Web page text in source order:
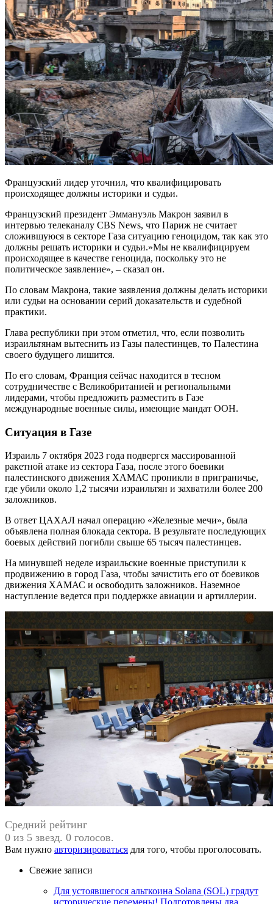
Французский лидер уточнил, что квалифицировать
происходящее должны историки и судьи.
Французский президент Эммануэль Макрон заявил в
интервью телеканалу CBS News, что Париж не считает
сложившуюся в секторе Газа ситуацию геноцидом, так как это
должны решать историки и судьи.»Мы не квалифицируем
происходящее в качестве геноцида, поскольку это не
политическое заявление», – сказал он.
По словам Макрона, такие заявления должны делать историки
или судьи на основании серий доказательств и судебной
практики.
Глава республики при этом отметил, что, если позволить
израильтянам вытеснить из Газы палестинцев, то Палестина
своего будущего лишится.
По его словам, Франция сейчас находится в тесном
сотрудничестве с Великобританией и региональными
лидерами, чтобы предложить разместить в Газе
международные военные силы, имеющие мандат ООН.
Ситуация в Газе
Израиль 7 октября 2023 года подвергся массированной
ракетной атаке из сектора Газа, после этого боевики
палестинского движения ХАМАС проникли в приграничье,
где убили около 1,2 тысячи израильтян и захватили более 200
заложников.
В ответ ЦАХАЛ начал операцию «Железные мечи», была
объявлена полная блокада сектора. В результате последующих
боевых действий погибли свыше 65 тысяч палестинцев.
На минувшей неделе израильские военные приступили к
продвижению в город Газа, чтобы зачистить его от боевиков
движения ХАМАС и освободить заложников. Наземное
наступление ведется при поддержке авиации и артиллерии.
Средний рейтинг
0 из 5 звезд. 0 голосов.
Вам нужно авторизироваться для того, чтобы проголосовать.
Свежие записи
Для устоявшегося альткоина Solana (SOL) грядут